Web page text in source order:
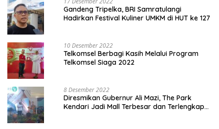
Gandeng Tripelka, BRI Samratulangi
Hadirkan Festival Kuliner UMKM di HUT ke 127
10 Desember 2022
Telkomsel Berbagi Kasih Melalui Program
Telkomsel Siaga 2022
8 Desember 2022
Diresmikan Gubernur Ali Mazi, The Park
Kendari Jadi Mall Terbesar dan Terlengkap